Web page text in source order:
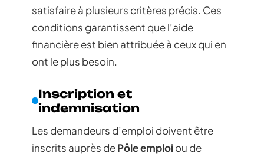
satisfaire à plusieurs critères précis. Ces
conditions garantissent que l’aide
financière est bien attribuée à ceux qui en
ont le plus besoin.
Inscription et
indemnisation
Les demandeurs d’emploi doivent être
inscrits auprès dePôle emploiou de